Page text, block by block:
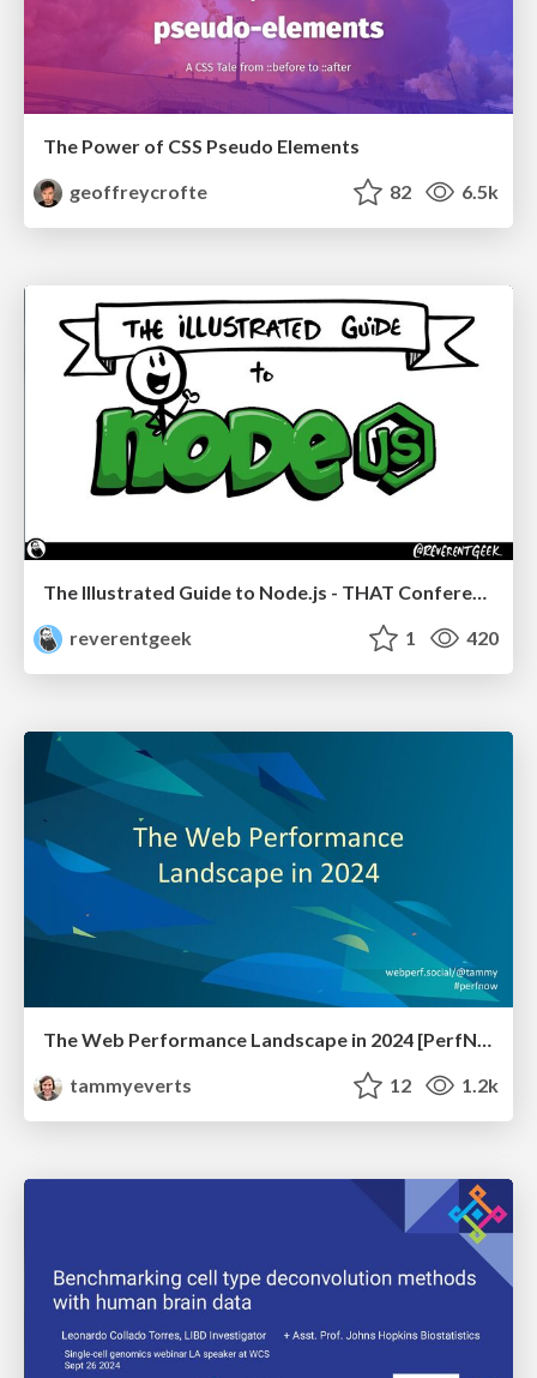
The Power of CSS Pseudo Elements
geoffreycrofte
82 6.5k
The Illustrated Guide to Node.js - THAT Conference 2024
reverentgeek
1 420
tammyeverts
12 1.2k